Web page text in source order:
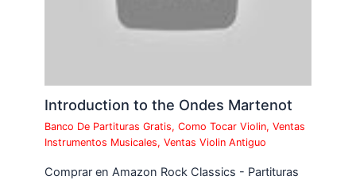
Introduction to the Ondes Martenot
Banco De Partituras Gratis,Como Tocar Violin,Ventas
Instrumentos Musicales,Ventas Violin Antiguo
Comprar en Amazon Rock Classics - Partituras